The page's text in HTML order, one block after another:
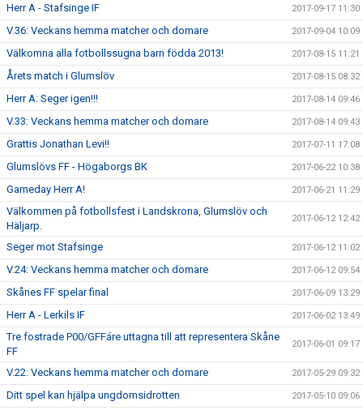
Herr A - Stafsinge IF 2017-09-17 11:30
V.36: Veckans hemma matcher och domare 2017-09-04 10:09
Välkomna alla fotbollssugna barn födda 2013! 2017-08-15 11:21
Årets match i Glumslöv 2017-08-15 08:32
Herr A: Seger igen!!! 2017-08-14 09:46
V.33: Veckans hemma matcher och domare 2017-08-14 09:43
Grattis Jonathan Levi!! 2017-07-11 17:08
Glumslövs FF - Högaborgs BK 2017-06-22 10:38
Gameday Herr A! 2017-06-21 11:29
Välkommen på fotbollsfest i Landskrona, Glumslöv och
Häljarp.
2017-06-12 12:42
Seger mot Stafsinge 2017-06-12 11:02
V.24: Veckans hemma matcher och domare 2017-06-12 09:54
Skånes FF spelar final 2017-06-09 13:29
Herr A - Lerkils IF 2017-06-02 13:49
Tre fostrade P00/GFFáre uttagna till att representera Skåne
FF
2017-06-01 09:17
V.22: Veckans hemma matcher och domare 2017-05-29 09:32
Ditt spel kan hjälpa ungdomsidrotten 2017-05-10 09:06